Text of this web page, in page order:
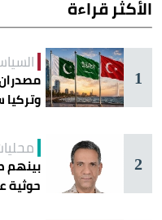
الأكثر قراءة
1
2
حوثية